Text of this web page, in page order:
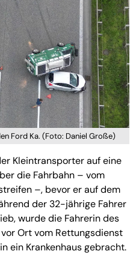
Ford Ka. (Foto: Daniel Große)
Kleintransporter auf eine
die Fahrbahn – vom
–, bevor er auf dem
der 32-jährige Fahrer
wurde die Fahrerin des
Ort vom Rettungsdienst
ein Krankenhaus gebracht.